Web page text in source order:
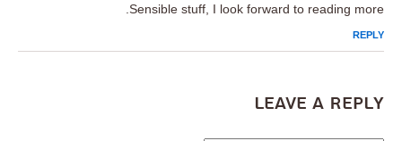
Sensible stuff, I look forward to reading more.
REPLY
Leave a Reply